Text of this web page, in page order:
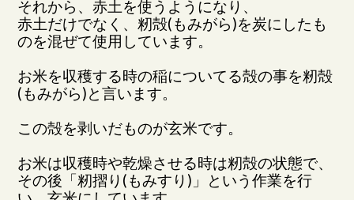
それから、赤土を使うようになり、
赤土だけでなく、籾殻(もみがら)を炭にしたも
のを混ぜて使用しています。
お米を収穫する時の稲についてる殻の事を籾殻
(もみがら)と言います。
この殻を剥いだものが玄米です。
お米は収穫時や乾燥させる時は籾殻の状態で、
その後「籾摺り(もみすり)」という作業を行